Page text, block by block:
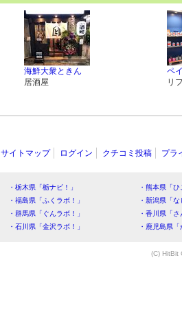
海鮮大衆ときん
居酒屋
ペ
リ
サイトマップ ログイン クチコミ投稿 プラ
・栃木県「栃ナビ！」
・熊本県「
・福島県「ふくラボ！」
・新潟県「
・群馬県「ぐんラボ！」
・香川県「
・石川県「金沢ラボ！」
・鹿児島県
(C) HitBit